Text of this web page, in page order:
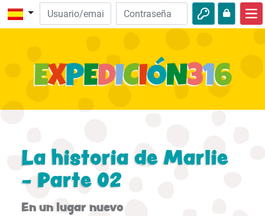
Descubre la Biblia
Aventuras
Actividades
La historia de Marlie
- Parte 02
En un lugar nuevo